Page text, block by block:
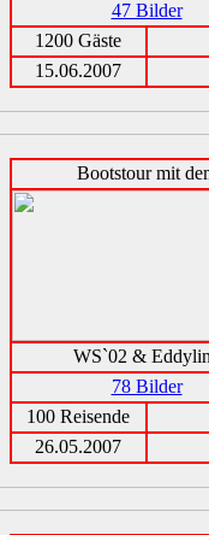
47 Bilder
1200 Gäste
15.06.2007
Bootstour mit
WS`02 &
78 Bilder
100 Reisende
26.05.2007